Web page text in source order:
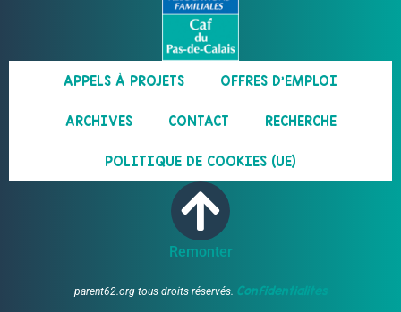
APPELS À PROJETS OFFRES D’EMPLOI
ARCHIVES CONTACT RECHERCHE
POLITIQUE DE COOKIES (UE)
Remonter
parent62.org tous droits réservés. Confidentialités